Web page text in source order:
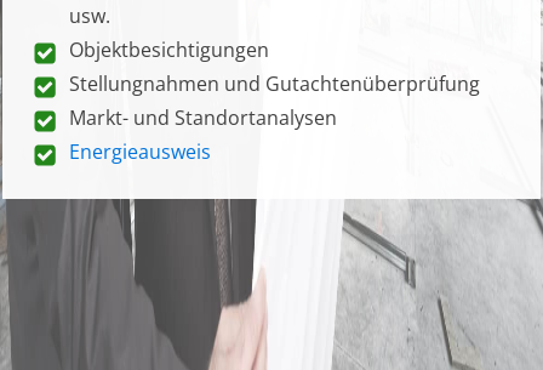
usw.
Objektbesichtigungen
Stellungnahmen und Gutachtenüberprüfung
Markt- und Standortanalysen
Energieausweis